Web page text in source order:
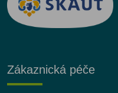
Zákaznická péče